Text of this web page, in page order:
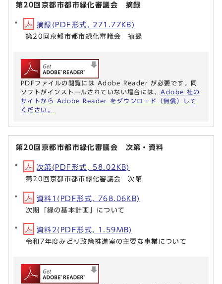
第20回京都市都市緑化審議会 摘録
摘録(PDF形式, 271.77KB)
第20回京都市都市緑化審議会 摘録
PDFファイルの閲覧には Adobe Reader が必要です。同
ソフトがインストールされていない場合には、 Adobe 社の
サイトから Adobe Reader をダウンロード（無償）して
ください。
第20回京都市都市緑化審議会 次第・資料
次第(PDF形式, 58.02KB)
第20回京都市都市緑化審議会 次第
資料1(PDF形式, 768.06KB)
次期「緑の基本計画」について
資料2(PDF形式, 1.59MB)
令和7年度みどり政策推進室の主要な事業について